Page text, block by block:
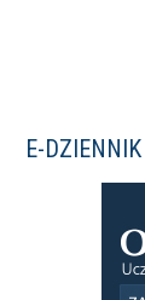
E-DZIENNIK